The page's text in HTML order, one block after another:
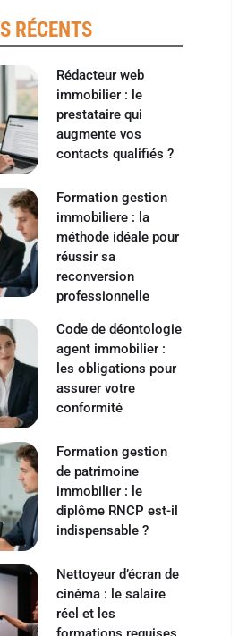
RÉCENTS
Rédacteur web
immobilier : le
prestataire qui
augmente vos
contacts qualifiés ?
Formation gestion
immobiliere : la
méthode idéale pour
réussir sa
reconversion
professionnelle
Code de déontologie
agent immobilier :
les obligations pour
assurer votre
conformité
Formation gestion
de patrimoine
immobilier : le
diplôme RNCP est-il
indispensable ?
Nettoyeur d’écran de
cinéma : le salaire
réel et les